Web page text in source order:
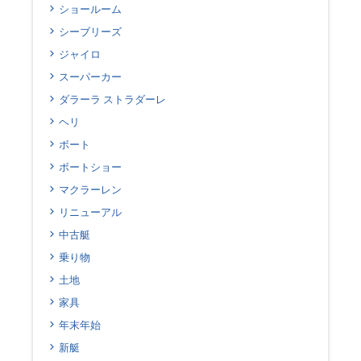
ショールーム
シーブリーズ
ジャイロ
スーパーカー
ダラーラ ストラダーレ
ヘリ
ボート
ボートショー
マクラーレン
リニューアル
中古艇
乗り物
土地
家具
年末年始
新艇